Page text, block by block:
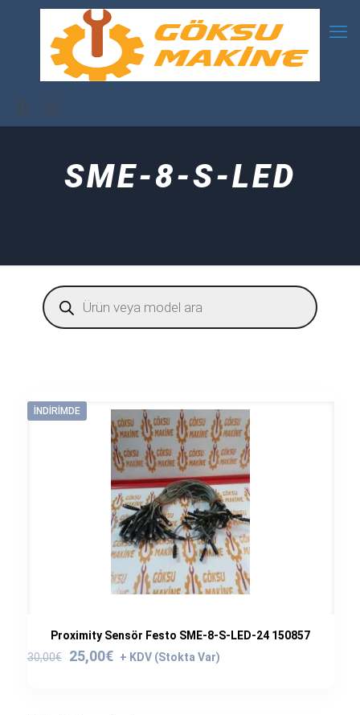
SME-8-S-LED
Products
search
İNDIRIMDE
Proximity Sensör Festo SME-8-S-LED-24 150857
30,00€
Orijinal
25,00€
Şu